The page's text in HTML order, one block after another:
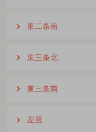
東二条南
東三条北
東三条南
左股